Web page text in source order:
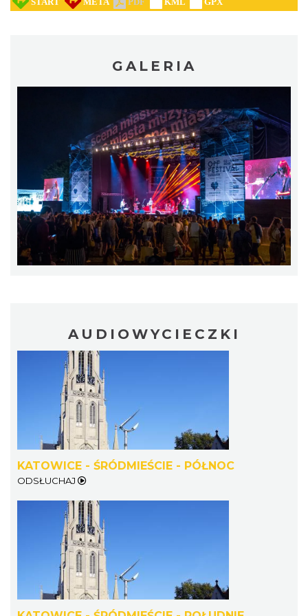
Myslovitz - Sentymentalny powrót do lat
2026-11-15
Silesia Memoriał Kamili Skolimowskiej
Chorzów
2026-08-23
6.22 km
Silesia Marathon 2026
6.22 km
Fajer Festiwal 2026
2026-08-28
6.22 km
GALERIA
AUDIOWYCIECZKI
KATOWICE - ŚRÓDMIEŚCIE - PÓŁNOC
ODSŁUCHAJ